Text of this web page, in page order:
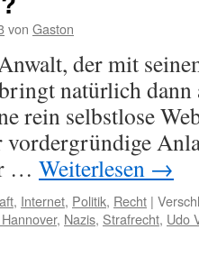
von Gaston
der mit
natürlich
rein selbstlose
… Weiterlesen →
, Internet, Politik, Recht |
, Nazis, Strafrecht, Udo